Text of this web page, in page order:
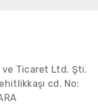
ve Ticaret Ltd. Şti.
cd. No: